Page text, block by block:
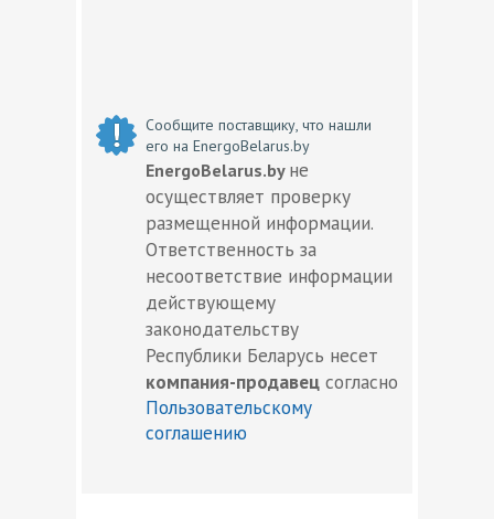
Сообщите поставщику, что нашли
его на EnergoBelarus.by
EnergoBelarus.by не
осуществляет проверку
размещенной информации.
Ответственность за
несоответствие информации
действующему
законодательству
Республики Беларусь несет
компания-продавец согласно
Пользовательскому
соглашению